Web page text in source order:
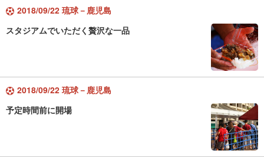
2018/09/22 琉球－鹿児島
スタジアムでいただく贅沢な一品
2018/09/22 琉球－鹿児島
予定時間前に開場